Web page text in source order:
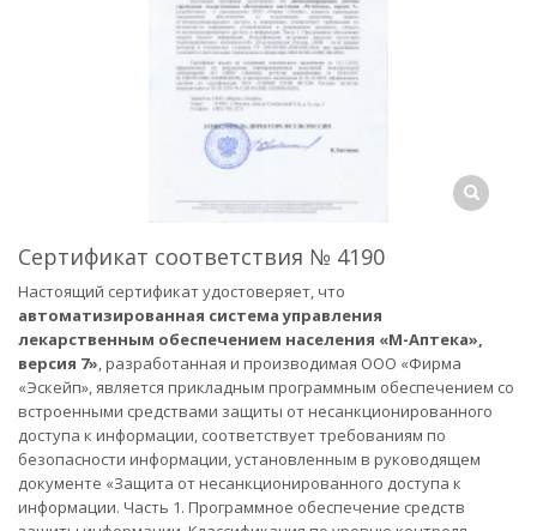
Сертификат соответствия № 4190
Настоящий сертификат удостоверяет, что
автоматизированная система управления
лекарственным обеспечением населения «М-Аптека»,
версия 7», разработанная и производимая ООО «Фирма
«Эскейп», является прикладным программным обеспечением со
встроенными средствами защиты от несанкционированного
доступа к информации, соответствует требованиям по
безопасности информации, установленным в руководящем
документе «Защита от несанкционированного доступа к
информации. Часть 1. Программное обеспечение средств